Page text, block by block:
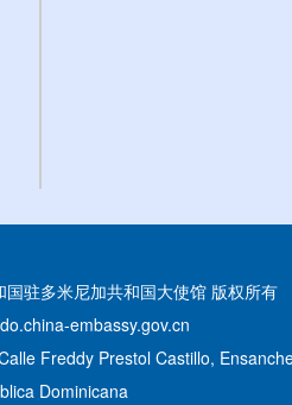
国驻多米尼加共和国大使馆 版权所有
embassy.gov.cn
Freddy Prestol Castillo,
Dominicana